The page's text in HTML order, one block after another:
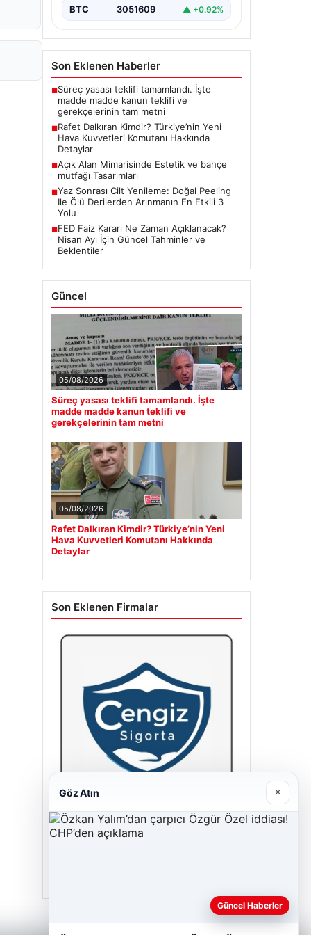
BTC 3051609 ▲ +0.92%
Son Eklenen Haberler
■Süreç yasası teklifi tamamlandı. İşte
madde madde kanun teklifi ve
gerekçelerinin tam metni
■Rafet Dalkıran Kimdir? Türkiye’nin Yeni
Hava Kuvvetleri Komutanı Hakkında
Detaylar
■Açık Alan Mimarisinde Estetik ve bahçe
mutfağı Tasarımları
■Yaz Sonrası Cilt Yenileme: Doğal Peeling
Ile Ölü Derilerden Arınmanın En Etkili 3
Yolu
■FED Faiz Kararı Ne Zaman Açıklanacak?
Nisan Ayı İçin Güncel Tahminler ve
Beklentiler
Güncel
05/08/2026
Süreç yasası teklifi tamamlandı. İşte
madde madde kanun teklifi ve
gerekçelerinin tam metni
05/08/2026
Rafet Dalkıran Kimdir? Türkiye’nin Yeni
Hava Kuvvetleri Komutanı Hakkında
Detaylar
Son Eklenen Firmalar
Cengiz Sigorta
Göz Atın ×
Güncel Haberler